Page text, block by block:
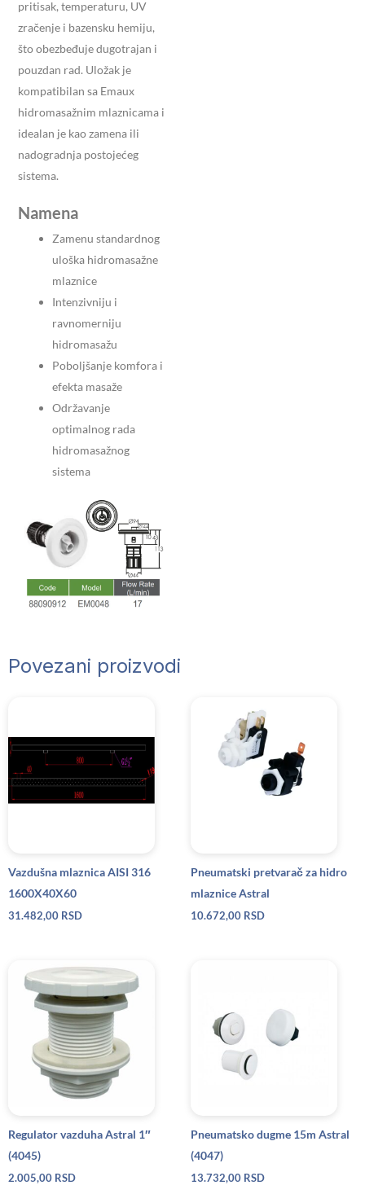
pritisak, temperaturu, UV
zračenje i bazensku hemiju,
što obezbeđuje dugotrajan i
pouzdan rad. Uložak je
kompatibilan sa Emaux
hidromasažnim mlaznicama i
idealan je kao zamena ili
nadogradnja postojećeg
sistema.
Namena
Zamenu standardnog
uloška hidromasažne
mlaznice
Intenzivniju i
ravnomerniju
hidromasažu
Poboljšanje komfora i
efekta masaže
Održavanje
optimalnog rada
hidromasažnog
sistema
Povezani proizvodi
Vazdušna mlaznica AISI 316
1600X40X60
31.482,00 RSD
Pneumatski pretvarač za hidro
mlaznice Astral
10.672,00 RSD
Regulator vazduha Astral 1″
(4045)
2.005,00 RSD
Pneumatsko dugme 15m Astral
(4047)
13.732,00 RSD